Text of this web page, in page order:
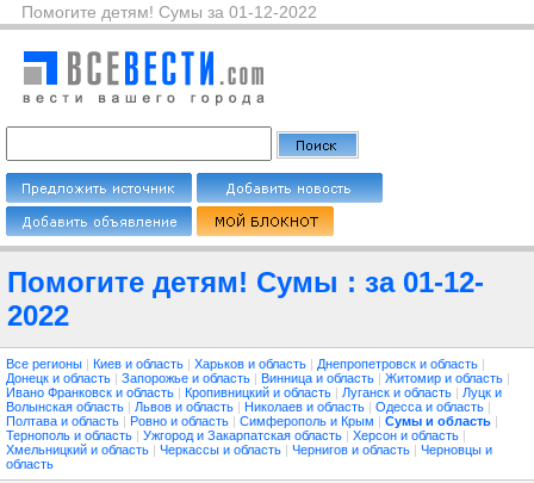
Помогите детям! Сумы за 01-12-2022
Помогите детям! Сумы : за 01-12-
2022
Все регионы | Киев и область | Харьков и область | Днепропетровск и область |
Донецк и область | Запорожье и область | Винница и область | Житомир и область |
Ивано Франковск и область | Кропивницкий и область | Луганск и область | Луцк и
Волынская область | Львов и область | Николаев и область | Одесса и область |
Полтава и область | Ровно и область | Симферополь и Крым | Сумы и область |
Тернополь и область | Ужгород и Закарпатская область | Херсон и область |
Хмельницкий и область | Черкассы и область | Чернигов и область | Черновцы и
область